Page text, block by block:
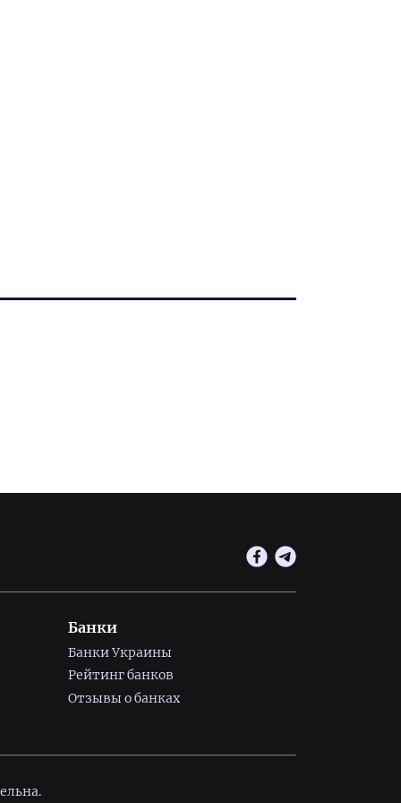
Банки
Банки Украины
Рейтинг банков
Отзывы о банках